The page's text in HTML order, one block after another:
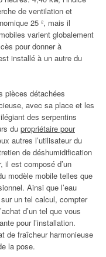
de ventilation et
25 ², mais il
varient globalement
pour donner à
installé à un autre du
pièces détachées
avec sa place et les
des serpentins
du propriétaire pour
autres l’utilisateur du
de déshumidification
il est composé d’un
modèle mobile telles que
Ainsi que l’eau
un tel calcul, compter
d’un tel que vous
pour l’installation.
de fraîcheur harmonieuse
la pose.